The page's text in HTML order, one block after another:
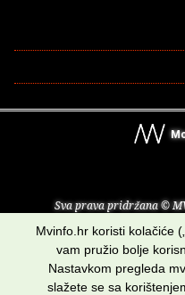
Sva prava pridržana ©
O nama• Pomoć•
Mvinfo.hr koristi kolačiće
vam pružio bolje
Nastavkom pregleda
slažete se sa